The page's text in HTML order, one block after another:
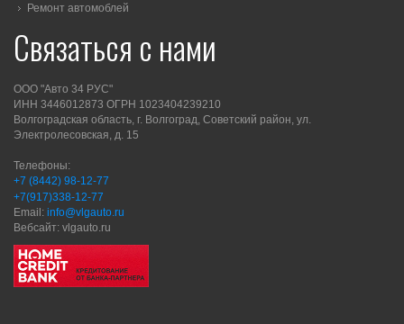
Ремонт автомоблей
Связаться с нами
ООО "Авто 34 РУС"
ИНН 3446012873 ОГРН 1023404239210
Волгоградская область, г. Волгоград, Советский район, ул.
Электролесовская, д. 15
Телефоны:
+7 (8442) 98-12-77
+7(917)338-12-77
Email: info@vlgauto.ru
Вебсайт: vlgauto.ru